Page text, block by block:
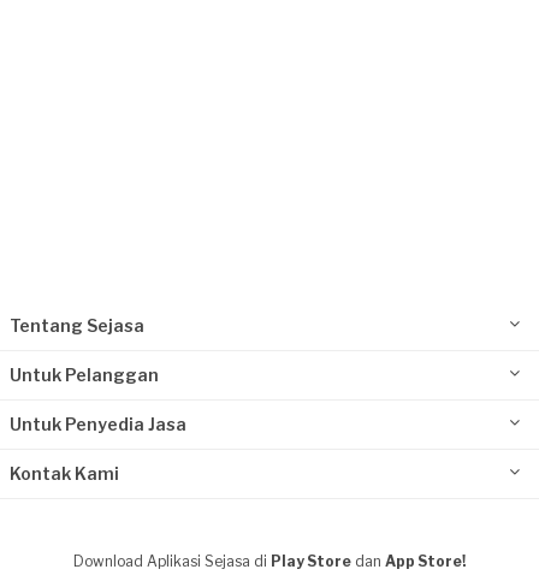
Tentang Sejasa
Untuk Pelanggan
Untuk Penyedia Jasa
Kontak Kami
Download Aplikasi Sejasa di Play Store dan App Store!